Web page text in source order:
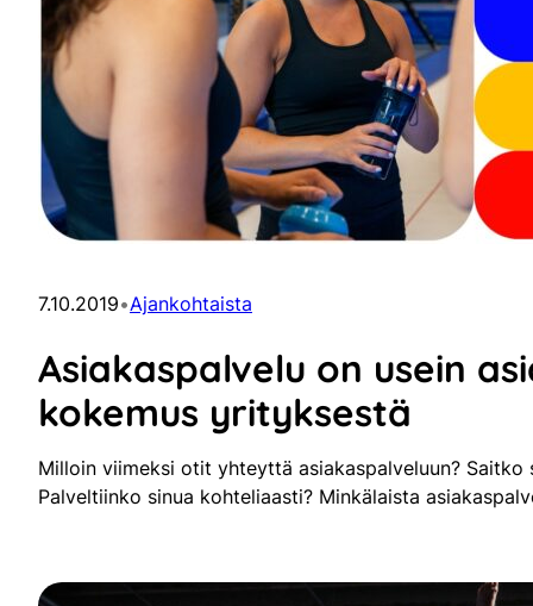
7.10.2019•Ajankohtaista
Asiakaspalvelu on usein
kokemus yrityksestä
Milloin viimeksi otit yhteyttä asiakaspalveluun? Saitko
Palveltiinko sinua kohteliaasti? Minkälaista